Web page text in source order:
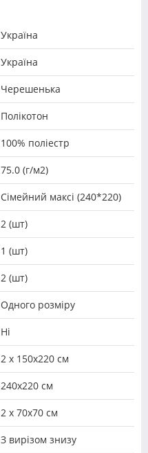
Україна
Україна
Черешенька
Полікотон
100% поліестр
75.0 (г/м2)
Сімейний максі (240*220)
2 (шт)
1 (шт)
2 (шт)
Одного розміру
Ні
2 х 150х220 см
240х220 см
2 х 70х70 см
З вирізом знизу